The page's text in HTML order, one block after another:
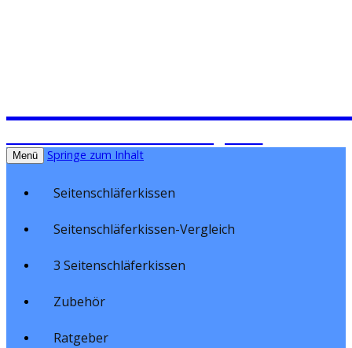
Menü Springe zum Inhalt
Seitenschläferkissen
Seitenschläferkissen-Vergleich
3 Seitenschläferkissen
Zubehör
Ratgeber